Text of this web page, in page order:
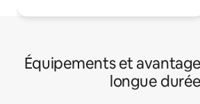
Équipements et
longue durée